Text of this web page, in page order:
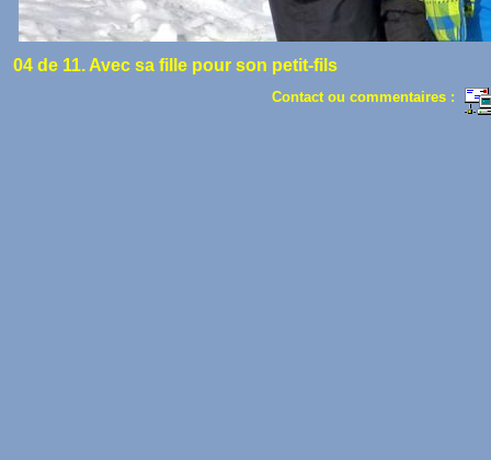
04 de 11. Avec sa fille pour son petit-fils
Contact ou commentaires :